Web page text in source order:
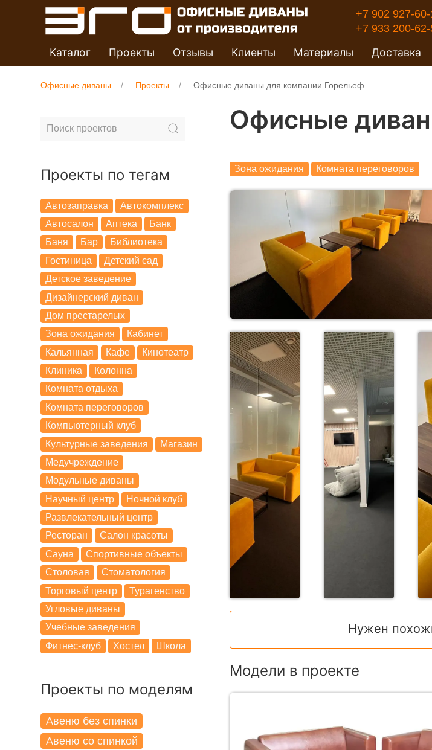
+7 902 927-
+7 933 200-62-
Каталог Проекты Отзывы Клиенты Материалы Доставка
Офисные диваны Проекты Офисные диваны для компании Горельеф
Проекты по тегам
Автозаправка
Автокомплекс
Автосалон
Аптека
Банк
Баня
Бар
Библиотека
Гостиница
Детский сад
Детское заведение
Дизайнерский диван
Дом престарелых
Зона ожидания
Кабинет
Кальянная
Кафе
Кинотеатр
Клиника
Колонна
Комната отдыха
Комната переговоров
Компьютерный клуб
Культурные заведения
Магазин
Медучреждение
Модульные диваны
Научный центр
Ночной клуб
Развлекательный центр
Ресторан
Салон красоты
Сауна
Спортивные объекты
Столовая
Стоматология
Торговый центр
Турагенство
Угловые диваны
Учебные заведения
Фитнес-клуб
Хостел Школа
Проекты по моделям
Авеню без спинки
Авеню со спинкой
Офисные
Зона ожидания Комната переговоров
Нужен
Модели в проекте